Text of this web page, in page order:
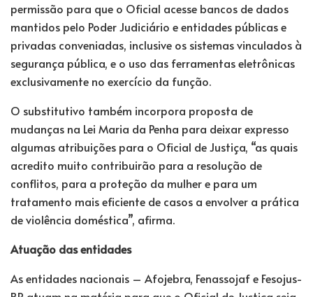
permissão para que o Oficial acesse bancos de dados
mantidos pelo Poder Judiciário e entidades públicas e
privadas conveniadas, inclusive os sistemas vinculados à
segurança pública, e o uso das ferramentas eletrônicas
exclusivamente no exercício da função.
O substitutivo também incorpora proposta de
mudanças na Lei Maria da Penha para deixar expresso
algumas atribuições para o Oficial de Justiça, “as quais
acredito muito contribuirão para a resolução de
conflitos, para a proteção da mulher e para um
tratamento mais eficiente de casos a envolver a prática
de violência doméstica”, afirma.
Atuação das entidades
As entidades nacionais – Afojebra, Fenassojaf e Fesojus-